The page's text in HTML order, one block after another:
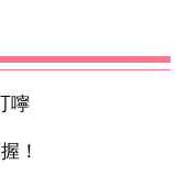
嚀
！